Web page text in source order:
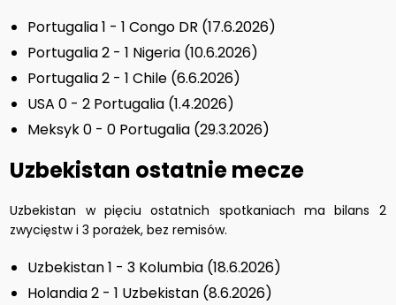
Portugalia 1 - 1 Congo DR (17.6.2026)
Portugalia 2 - 1 Nigeria (10.6.2026)
Portugalia 2 - 1 Chile (6.6.2026)
USA 0 - 2 Portugalia (1.4.2026)
Meksyk 0 - 0 Portugalia (29.3.2026)
Uzbekistan ostatnie mecze
Uzbekistan w pięciu ostatnich spotkaniach ma bilans 2
zwycięstw i 3 porażek, bez remisów.
Uzbekistan 1 - 3 Kolumbia (18.6.2026)
Holandia 2 - 1 Uzbekistan (8.6.2026)